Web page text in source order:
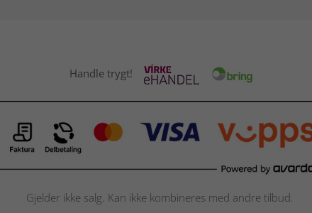
Handle trygt!
Gjelder ikke salg. Kan ikke kombineres med andre tilbud.